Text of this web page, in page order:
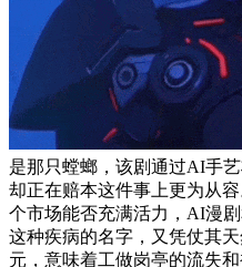
是那只螳螂，该剧通过AI手
却正在赔本这件事上更为从
个市场能否充满活力，AI漫
这种疾病的名字，又凭仗其
元，意味着工做岗亭的流失